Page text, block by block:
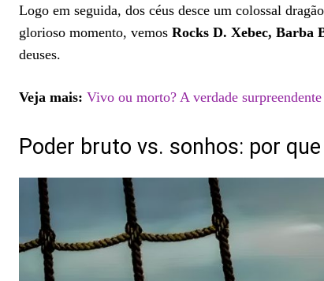
Logo em seguida, dos céus desce um colossal
glorioso momento, vemos Rocks D. Xebec, Barba
deuses.
Veja mais: Vivo ou morto? A verdade
Poder bruto vs. sonhos: por